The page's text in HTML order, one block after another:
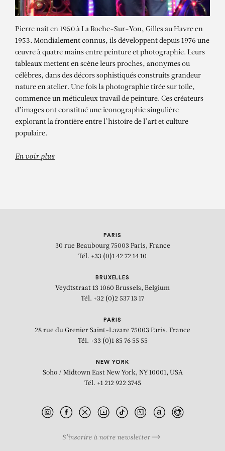
PIERRE ET GILLES
Pierre naît en 1950 à La Roche-Sur-Yon, Gilles au Havre en
1953. Mondialement connus, ils développent depuis 1976 une
œuvre à quatre mains entre peinture et photographie. Leurs
tableaux mettent en scène leurs proches, anonymes ou
célèbres, dans des décors sophistiqués construits grandeur
nature en atelier. Une fois la photographie tirée sur toile,
commence un méticuleux travail de peinture. Ces créateurs
d’images ont constitué une iconographie singulière
explorant la frontière entre l’histoire de l’art et culture
populaire.
En voir plus
PARIS
30 rue Beaubourg 75003 Paris, France
Tél. +33 (0)1 42 72 14 10
BRUXELLES
Veydtstraat 13 1060 Brussels, Belgium
Tél. +32 (0)2 537 13 17
PARIS
28 rue du Grenier Saint-Lazare 75003 Paris, France
Tél. +33 (0)1 85 76 55 55
NEW YORK
Soho / Midtown East New York, NY 10001, USA
Tél. +1 212 922 3745
S’inscrire à notre newsletter